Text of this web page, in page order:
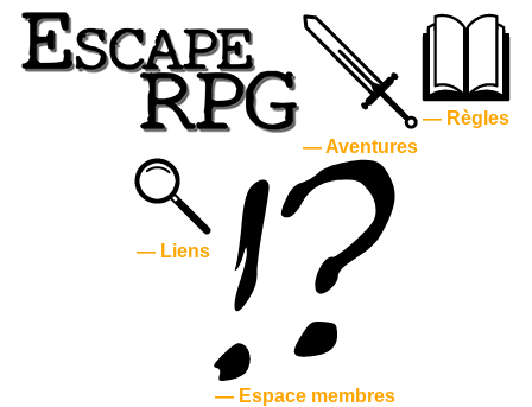
— Aventures
— Règles
— Liens
— Espace membres